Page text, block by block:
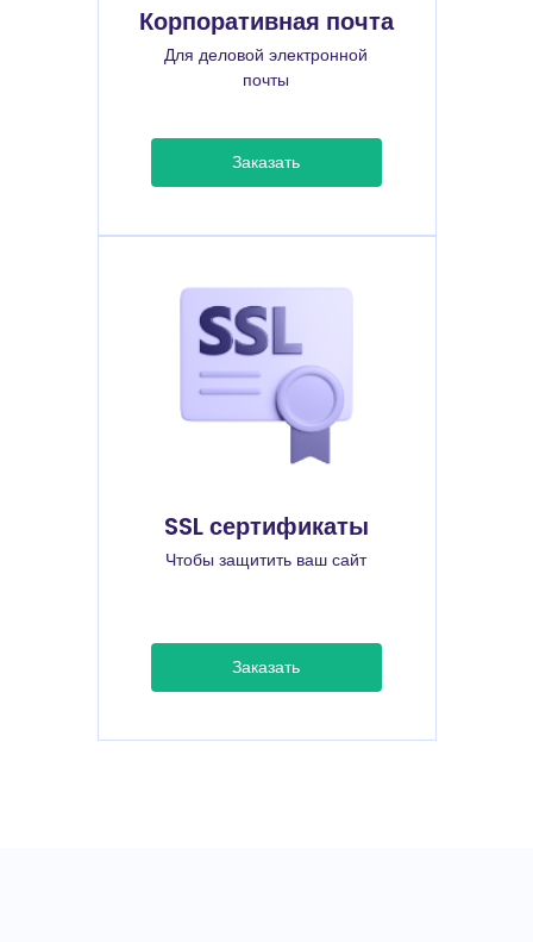
Корпоративная почта
Для деловой электронной
почты
Заказать
SSL сертификаты
Чтобы защитить ваш сайт
Заказать